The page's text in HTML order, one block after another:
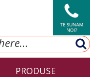
PRODUSE